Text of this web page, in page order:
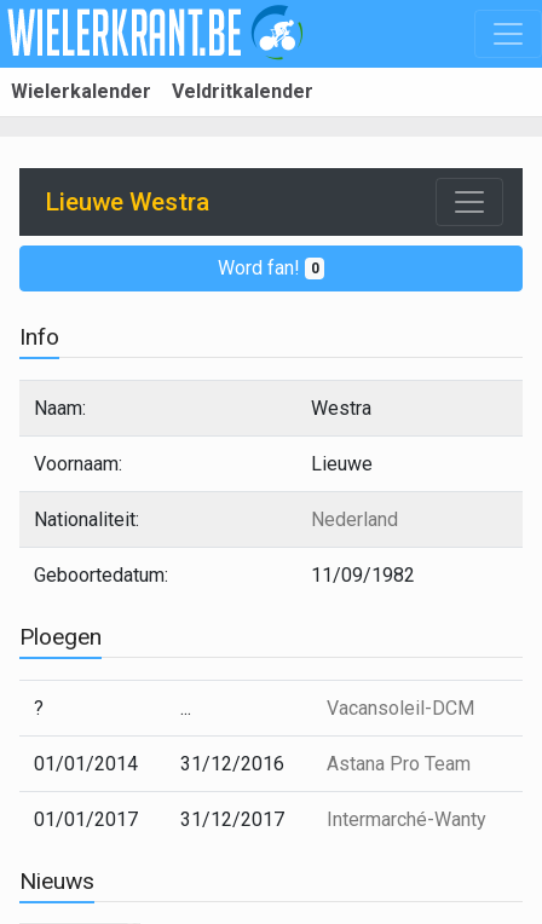
Wielerkalender Veldritkalender
Lieuwe Westra
Word fan! 0
Info
Naam: Westra
Voornaam: Lieuwe
Nationaliteit: Nederland
Geboortedatum: 11/09/1982
Ploegen
? ... Vacansoleil-DCM
01/01/2014 31/12/2016 Astana Pro Team
01/01/2017 31/12/2017 Intermarché-Wanty
Nieuws